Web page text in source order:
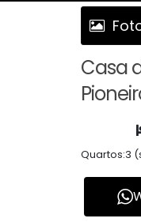
Casa
Quartos:3